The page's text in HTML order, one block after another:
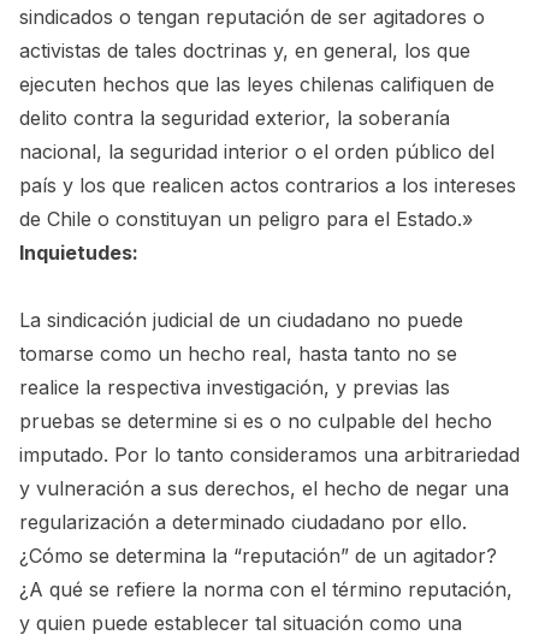
sindicados o tengan reputación de ser agitadores o
activistas de tales doctrinas y, en general, los que
ejecuten hechos que las leyes chilenas califiquen de
delito contra la seguridad exterior, la soberanía
nacional, la seguridad interior o el orden público del
país y los que realicen actos contrarios a los intereses
de Chile o constituyan un peligro para el Estado.»
Inquietudes:
La sindicación judicial de un ciudadano no puede
tomarse como un hecho real, hasta tanto no se
realice la respectiva investigación, y previas las
pruebas se determine si es o no culpable del hecho
imputado. Por lo tanto consideramos una arbitrariedad
y vulneración a sus derechos, el hecho de negar una
regularización a determinado ciudadano por ello.
¿Cómo se determina la “reputación” de un agitador?
¿A qué se refiere la norma con el término reputación,
y quien puede establecer tal situación como una